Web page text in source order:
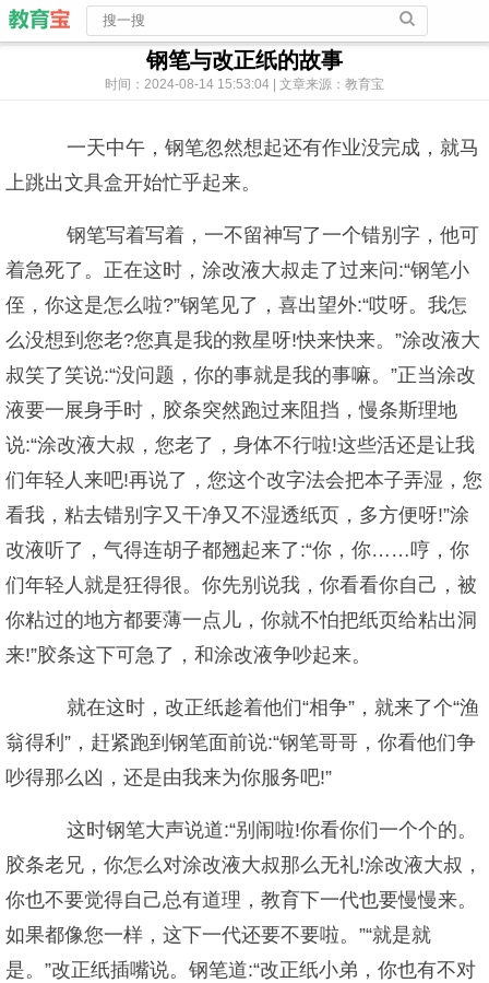
钢笔与改正纸的故事
时间：2024-08-14 15:53:04 | 文章来源：教育宝
一天中午，钢笔忽然想起还有作业没完成，就马
上跳出文具盒开始忙乎起来。
钢笔写着写着，一不留神写了一个错别字，他可
着急死了。正在这时，涂改液大叔走了过来问:“钢笔小
侄，你这是怎么啦?”钢笔见了，喜出望外:“哎呀。我怎
么没想到您老?您真是我的救星呀!快来快来。”涂改液大
叔笑了笑说:“没问题，你的事就是我的事嘛。”正当涂改
液要一展身手时，胶条突然跑过来阻挡，慢条斯理地
说:“涂改液大叔，您老了，身体不行啦!这些活还是让我
们年轻人来吧!再说了，您这个改字法会把本子弄湿，您
看我，粘去错别字又干净又不湿透纸页，多方便呀!”涂
改液听了，气得连胡子都翘起来了:“你，你……哼，你
们年轻人就是狂得很。你先别说我，你看看你自己，被
你粘过的地方都要薄一点儿，你就不怕把纸页给粘出洞
来!”胶条这下可急了，和涂改液争吵起来。
就在这时，改正纸趁着他们“相争”，就来了个“渔
翁得利”，赶紧跑到钢笔面前说:“钢笔哥哥，你看他们争
吵得那么凶，还是由我来为你服务吧!”
这时钢笔大声说道:“别闹啦!你看你们一个个的。
胶条老兄，你怎么对涂改液大叔那么无礼!涂改液大叔，
你也不要觉得自己总有道理，教育下一代也要慢慢来。
如果都像您一样，这下一代还要不要啦。”“就是就
是。”改正纸插嘴说。钢笔道:“改正纸小弟，你也有不对